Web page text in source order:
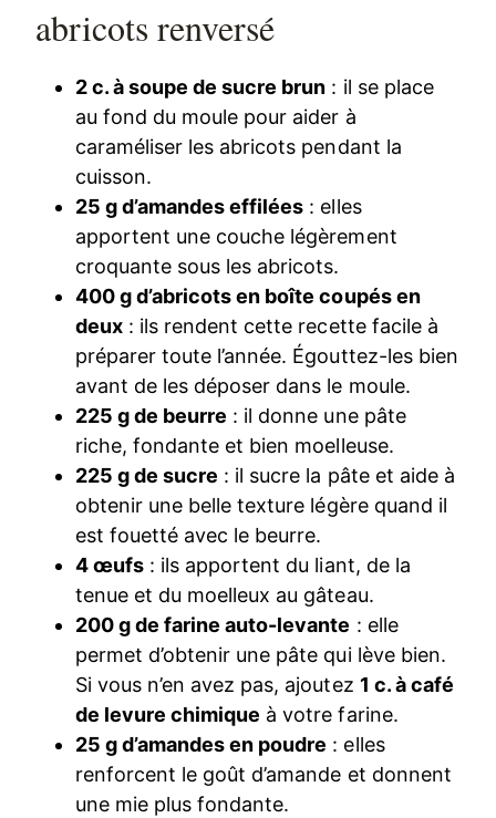
abricots renversé
2 c. à soupe de sucre brun : il se place
au fond du moule pour aider à
caraméliser les abricots pendant la
cuisson.
25 g d’amandes effilées : elles
apportent une couche légèrement
croquante sous les abricots.
400 g d’abricots en boîte coupés en
deux : ils rendent cette recette facile à
préparer toute l’année. Égouttez-les bien
avant de les déposer dans le moule.
225 g de beurre : il donne une pâte
riche, fondante et bien moelleuse.
225 g de sucre : il sucre la pâte et aide à
obtenir une belle texture légère quand il
est fouetté avec le beurre.
4 œufs : ils apportent du liant, de la
tenue et du moelleux au gâteau.
200 g de farine auto-levante : elle
permet d’obtenir une pâte qui lève bien.
Si vous n’en avez pas, ajoutez 1 c. à café
de levure chimique à votre farine.
25 g d’amandes en poudre : elles
renforcent le goût d’amande et donnent
une mie plus fondante.